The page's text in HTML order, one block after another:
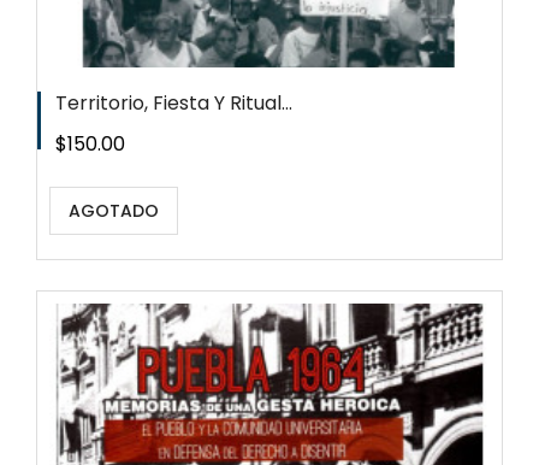
Territorio, Fiesta Y Ritual...
Precio
$150.00
AGOTADO